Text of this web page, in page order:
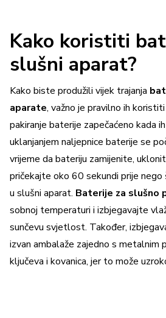
Kako koristiti
slušni aparat?
Kako biste produžili vijek trajanja
aparate, važno je pravilno ih
pakiranje baterije zapečaćeno kada
uklanjanjem naljepnice baterije se
vrijeme da bateriju zamijenite,
pričekajte oko 60 sekundi prije
u slušni aparat. Baterije za slušno
sobnoj temperaturi i izbjegavajte
sunčevu svjetlost. Također,
izvan ambalaže zajedno s metalnim
ključeva i kovanica, jer to može